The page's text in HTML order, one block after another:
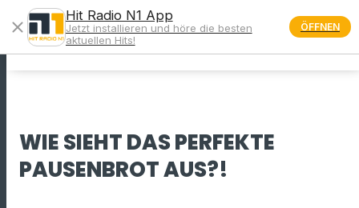
menu
WIE SIEHT DAS PERFEKTE
PAUSENBROT AUS?!
close
Hit Radio N1 App
Jetzt installieren und höre die besten
aktuellen Hits!
ÖFFNEN